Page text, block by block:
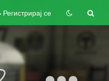
Регистрирај се